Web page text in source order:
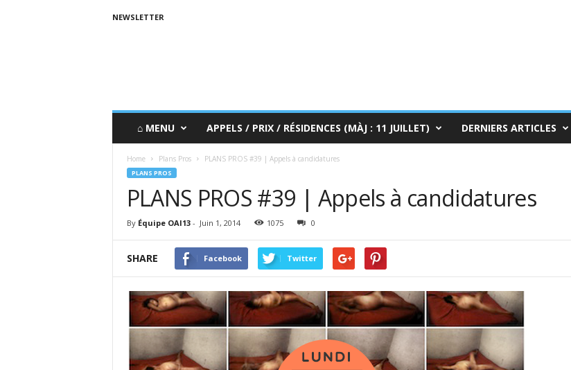
NEWSLETTER
⌂ MENU APPELS / PRIX / RÉSIDENCES (MÀJ : 11 JUILLET) DERNIERS ARTICLES
Home Plans Pros PLANS PROS #39 | Appels à candidatures
PLANS PROS
PLANS PROS #39 | Appels à candidatures
By Équipe OAI13- Juin 1, 2014 1075 0
SHARE Facebook Twitter